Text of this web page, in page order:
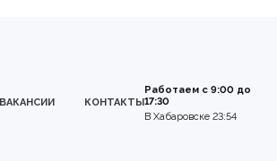
ВАКАНСИИ КОНТАКТЫ
Работаем с 9:00 до
17:30
В Хабаровске 23:54